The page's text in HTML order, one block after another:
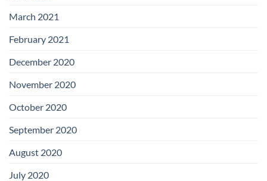
March 2021
February 2021
December 2020
November 2020
October 2020
September 2020
August 2020
July 2020